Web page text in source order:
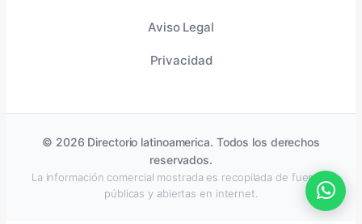
Aviso Legal
Privacidad
© 2026 Directorio latinoamerica. Todos los derechos
reservados.
La información comercial mostrada es recopilada de fuentes
públicas y abiertas en internet.